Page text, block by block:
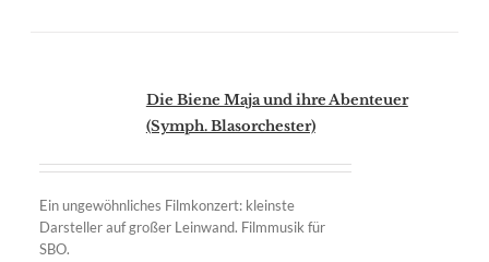
Die Biene Maja und ihre Abenteuer
(Symph. Blasorchester)
Ein ungewöhnliches Filmkonzert: kleinste
Darsteller auf großer Leinwand. Filmmusik für
SBO.